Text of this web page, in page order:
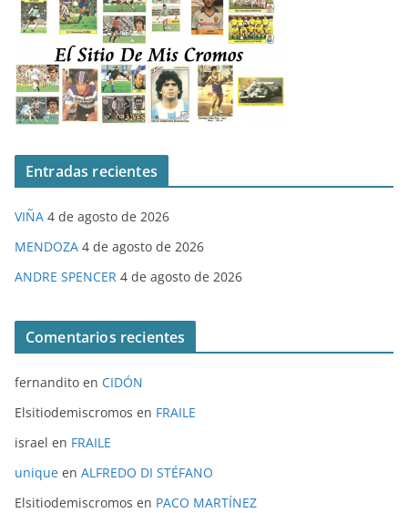
Entradas recientes
VIÑA 4 de agosto de 2026
MENDOZA 4 de agosto de 2026
ANDRE SPENCER 4 de agosto de 2026
Comentarios recientes
fernandito en CIDÓN
Elsitiodemiscromos en FRAILE
israel en FRAILE
unique en ALFREDO DI STÉFANO
Elsitiodemiscromos en PACO MARTÍNEZ